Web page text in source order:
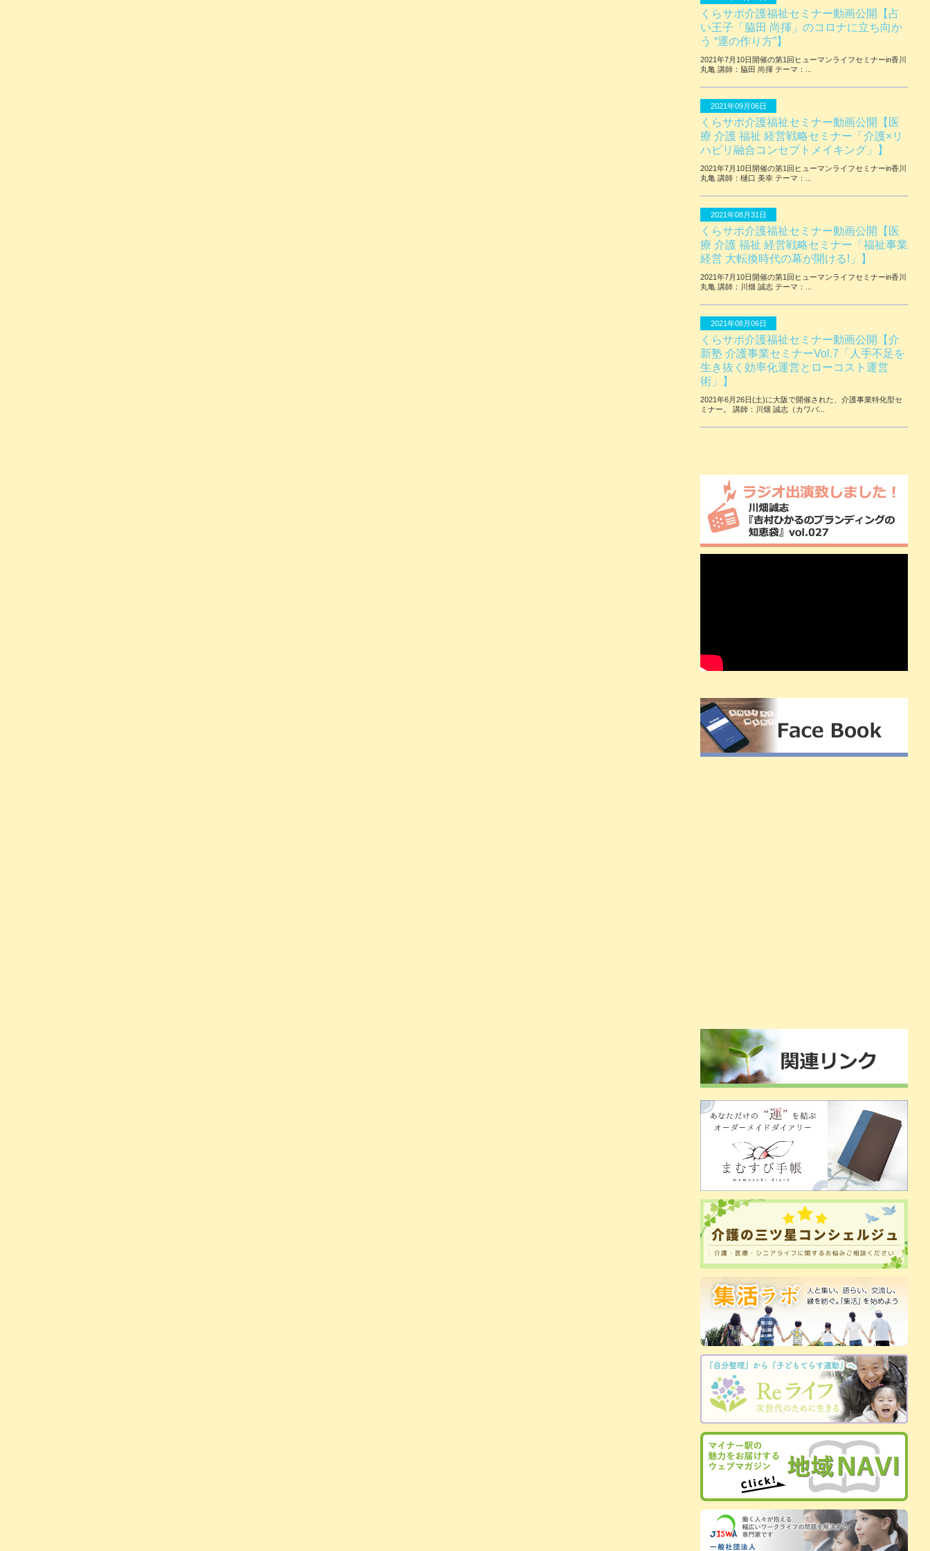
くらサポ介護福祉セミナー動画公開【占
い王子「脇田 尚揮」のコロナに立ち向か
う “運の作り方”】
2021年7月10日開催の第1回ヒューマンライフセミナーin香川
丸亀 講師：脇田 尚揮 テーマ：...
2021年09月06日
くらサポ介護福祉セミナー動画公開【医
療 介護 福祉 経営戦略セミナー「介護×リ
ハビリ融合コンセプトメイキング」】
2021年7月10日開催の第1回ヒューマンライフセミナーin香川
丸亀 講師：樋口 美幸 テーマ：...
2021年08月31日
くらサポ介護福祉セミナー動画公開【医
療 介護 福祉 経営戦略セミナー「福祉事業
経営 大転換時代の幕が開ける!」】
2021年7月10日開催の第1回ヒューマンライフセミナーin香川
丸亀 講師：川畑 誠志 テーマ：...
2021年08月06日
くらサポ介護福祉セミナー動画公開【介
新塾 介護事業セミナーVol.7「人手不足を
生き抜く効率化運営とローコスト運営
術」】
2021年6月26日(土)に大阪で開催された、介護事業特化型セ
ミナー。 講師：川畑 誠志（カワバ...